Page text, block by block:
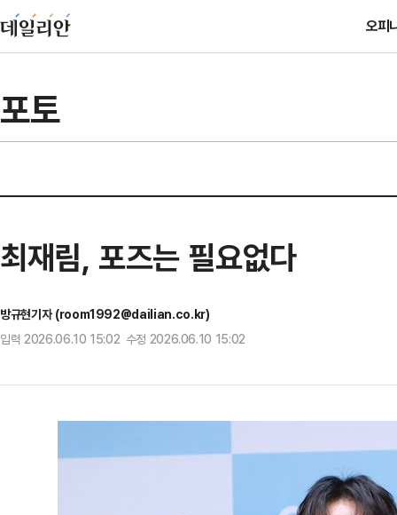
오피
포토
최재림, 포즈는 필요없다
방규현기자 (room1992@dailian.co.kr)
입력 2026.06.10 15:02 수정 2026.06.10 15:02